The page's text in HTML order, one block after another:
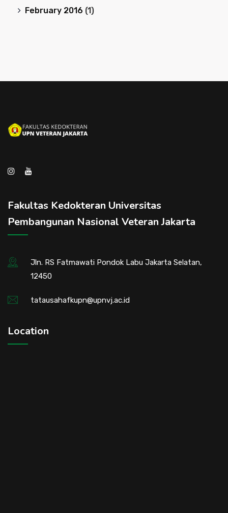
February 2016 (1)
Fakultas Kedokteran Universitas
Pembangunan Nasional Veteran Jakarta
Jln. RS Fatmawati Pondok Labu Jakarta Selatan,
12450
tatausahafkupn@upnvj.ac.id
Location